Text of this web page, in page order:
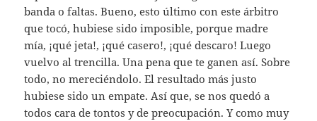
banda o faltas. Bueno, esto último con este árbitro
que tocó, hubiese sido imposible, porque madre
mía, ¡qué jeta!, ¡qué casero!, ¡qué descaro! Luego
vuelvo al trencilla. Una pena que te ganen así. Sobre
todo, no mereciéndolo. El resultado más justo
hubiese sido un empate. Así que, se nos quedó a
todos cara de tontos y de preocupación. Y como muy